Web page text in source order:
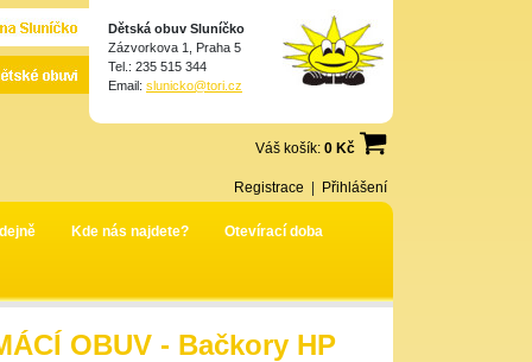
Dětská obuv Sluníčko
Zázvorkova 1, Praha 5
Tel.: 235 515 344
Email: slunicko@tori.cz
Váš košík: 0 Kč
Registrace Přihlášení
Kde nás najdete? Otevírací doba
OBUV - Bačkory HP